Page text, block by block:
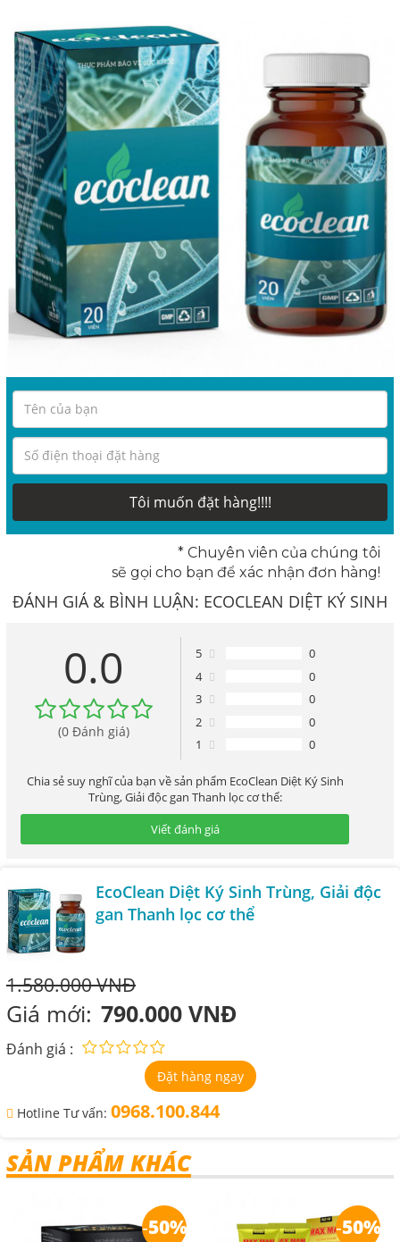
Tôi muốn đặt hàng!!!!
* Chuyên viên của chúng tôi
sẽ gọi cho bạn để xác nhận đơn hàng!
ĐÁNH GIÁ & BÌNH LUẬN: ECOCLEAN DIỆT KÝ SINH
TRÙNG, GIẢI ĐỘC GAN THANH LỌC CƠ THỂ
0.0
(0 Đánh giá)
5
0
4
0
3
0
2
0
1
0
Chia sẻ suy nghĩ của bạn về sản phẩm EcoClean Diệt Ký Sinh
Trùng, Giải độc gan Thanh lọc cơ thể:
Viết đánh giá
EcoClean Diệt Ký Sinh Trùng, Giải độc
gan Thanh lọc cơ thể
1.580.000 VNĐ
Giá mới: 790.000 VNĐ
Đánh giá :
Đặt hàng ngay
Hotline Tư vấn: 0968.100.844
SẢN PHẨM KHÁC
-50% -50%